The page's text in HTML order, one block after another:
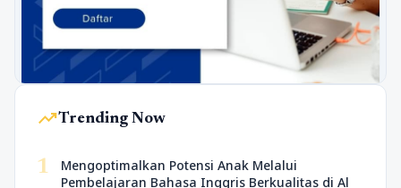
trending_upTrending Now
1
Mengoptimalkan Potensi Anak Melalui
Pembelajaran Bahasa Inggris Berkualitas di Al